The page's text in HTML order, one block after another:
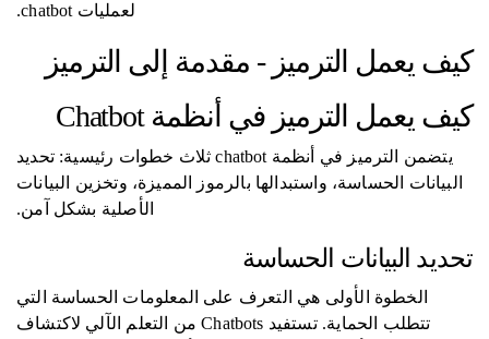
لعمليات chatbot.
كيف يعمل الترميز - مقدمة إلى الترميز
كيف يعمل الترميز في أنظمة Chatbot
يتضمن الترميز في أنظمة chatbot ثلاث خطوات رئيسية: تحديد
البيانات الحساسة، واستبدالها بالرموز المميزة، وتخزين البيانات
الأصلية بشكل آمن.
تحديد البيانات الحساسة
الخطوة الأولى هي التعرف على المعلومات الحساسة التي
تتطلب الحماية. تستفيد Chatbots من التعلم الآلي لاكتشاف